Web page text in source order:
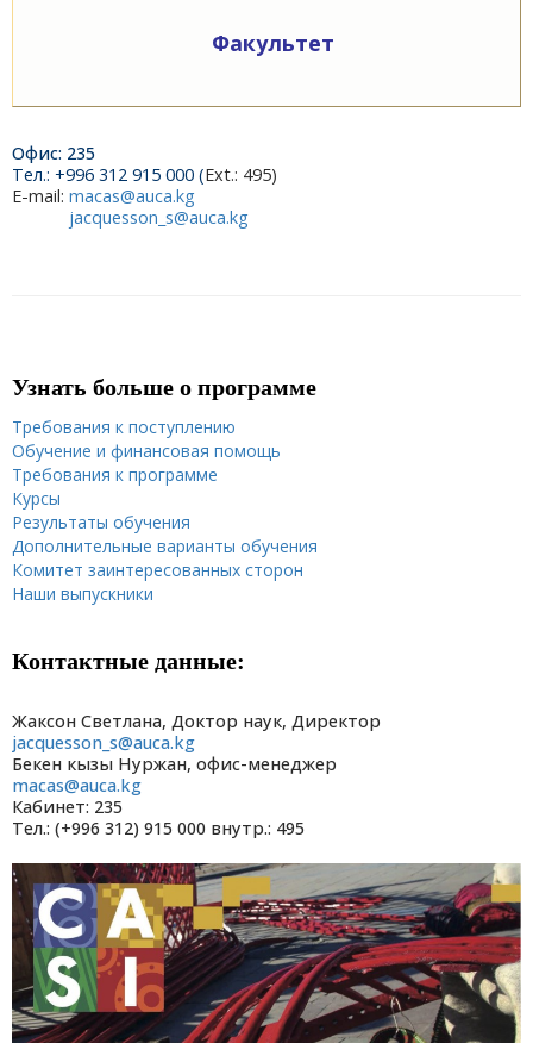
Факультет
Офис: 235
Тел.: +996 312 915 000 (Ext.: 495)
E-mail: macas@auca.kg
jacquesson_s@auca.kg
Узнать больше о программе
Требования к поступлению
Обучение и финансовая помощь
Требования к программе
Курсы
Результаты обучения
Дополнительные варианты обучения
Комитет заинтересованных сторон
Наши выпускники
Контактные данные:
Жаксон Светлана, Доктор наук, Директор
jacquesson_s@auca.kg
Бекен кызы Нуржан, офис-менеджер
macas@auca.kg
Кабинет: 235
Тел.: (+996 312) 915 000 внутр.: 495